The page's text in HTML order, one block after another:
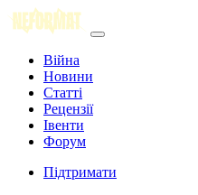
Війна
Новини
Статті
Рецензії
Івенти
Форум
Підтримати